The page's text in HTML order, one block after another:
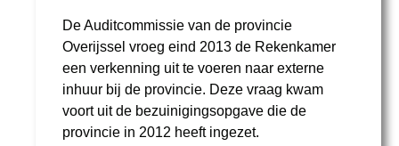
De Auditcommissie van de provincie
Overijssel vroeg eind 2013 de Rekenkamer
een verkenning uit te voeren naar externe
inhuur bij de provincie. Deze vraag kwam
voort uit de bezuinigingsopgave die de
provincie in 2012 heeft ingezet.